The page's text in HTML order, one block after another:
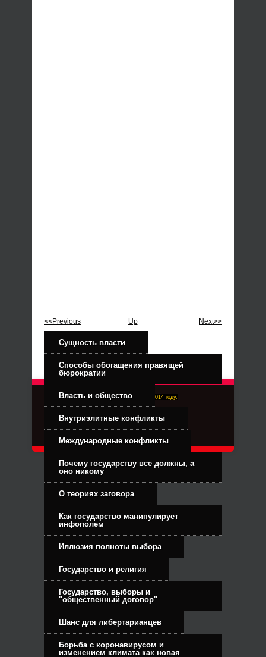
<<Previous Up Next>>
Сущность власти
Способы обогащения правящей
бюрократии
Власть и общество
Внутриэлитные конфликты
Международные конфликты
Почему государству все должны, а
оно никому
О теориях заговора
Как государство манипулирует
инфополем
Иллюзия полноты выбора
Государство и религия
Государство, выборы и
"общественный договор"
Шанс для либертарианцев
Борьба с коронавирусом и
изменением климата как новая
Right-Dexter-ПРАВЫЙ ФРОНТ. Основан в 2014 году.
Связь с администрацией